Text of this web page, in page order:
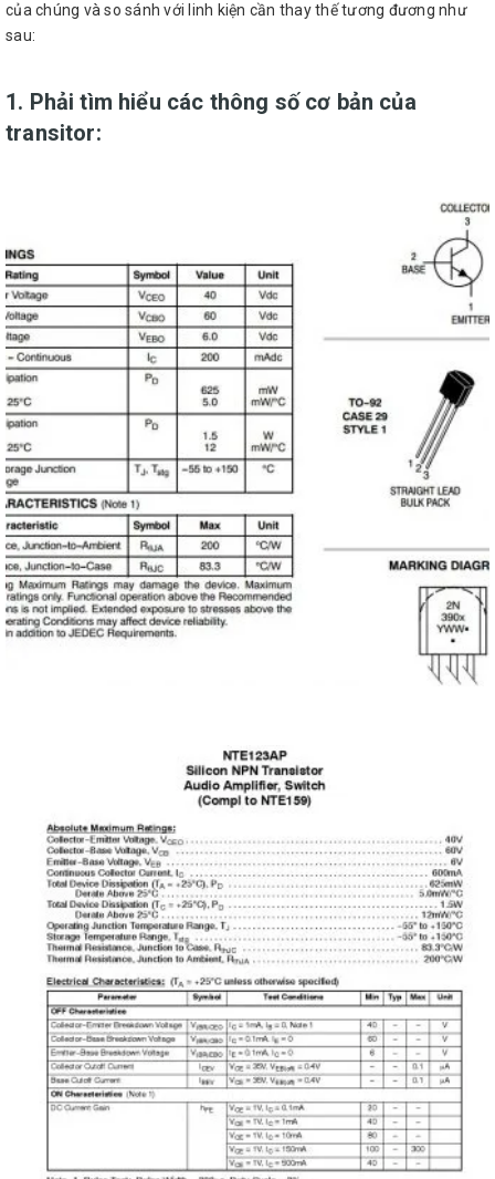
của chúng và so sánh với linh kiện cần thay thế tương đương như
sau:
1. Phải tìm hiểu các thông số cơ bản của
transitor: